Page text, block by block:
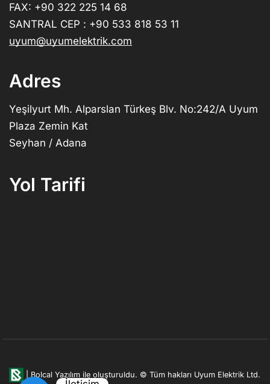
FAX: +90 322 225 14 68
SANTRAL CEP : +90 533 818 53 11
uyum@uyumelektrik.com
Adres
Yeşilyurt Mh. Alparslan Türkeş Blv. No:242/A Uyum
Plaza Zemin Kat
Seyhan / Adana
Yol Tarifi
Bolcal Yazılım ile oluşturuldu. © Tüm hakları Uyum Elektrik Ltd.